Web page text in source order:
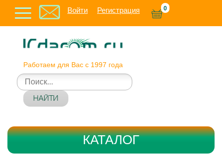
Войти Регистрация 0
Работаем для Вас с 1997 года
НАЙТИ
КАТАЛОГ